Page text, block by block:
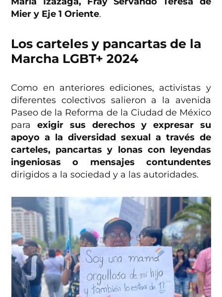
Mier y Eje 1 Oriente.
Los carteles y pancartas de la
Marcha LGBT+ 2024
Como en anteriores ediciones, activistas y
diferentes colectivos salieron a la avenida
Paseo de la Reforma de la Ciudad de México
paraexigir sus derechos y expresar su
apoyo a la diversidad sexual a través de
carteles, pancartas y lonas con leyendas
ingeniosas o mensajes contundentes
dirigidos a la sociedad y a las autoridades.